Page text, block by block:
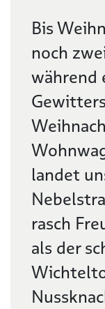
Bis
noch
während
landet
rasch
als der